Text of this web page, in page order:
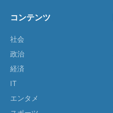
コンテンツ
社会
政治
経済
IT
エンタメ